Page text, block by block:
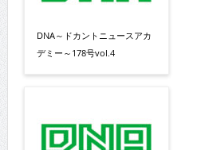
DNA～ドカントニュースアカ
デミー～178号vol.4